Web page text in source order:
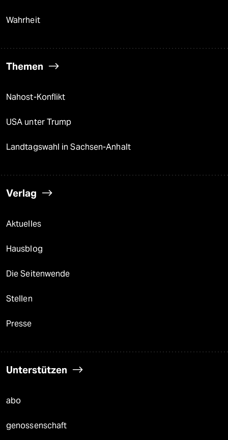
Wahrheit
Themen
Nahost-Konflikt
USA unter Trump
Landtagswahl in Sachsen-Anhalt
Verlag
Aktuelles
Hausblog
Die Seitenwende
Stellen
Presse
Unterstützen
abo
genossenschaft